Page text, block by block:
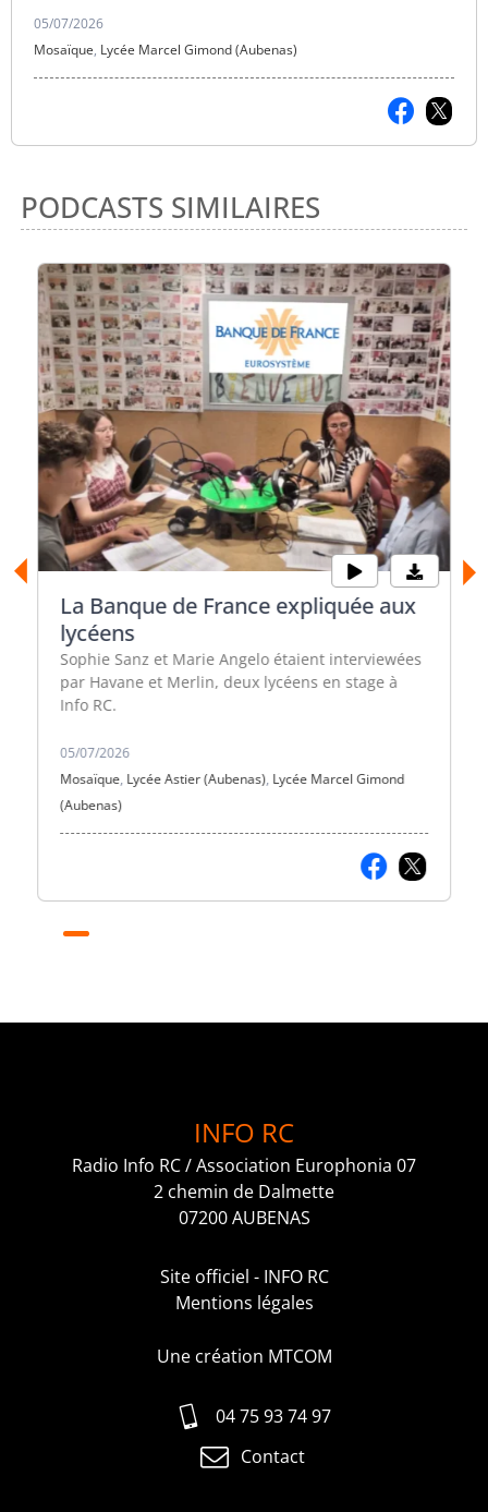
05/07/2026
Mosaïque, Lycée Marcel Gimond (Aubenas)
PODCASTS SIMILAIRES
La Banque de France expliquée aux
lycéens
Sophie Sanz et Marie Angelo étaient interviewées
par Havane et Merlin, deux lycéens en stage à
Info RC.
05/07/2026
Mosaïque, Lycée Astier (Aubenas), Lycée Marcel Gimond
(Aubenas)
INFO RC
Radio Info RC / Association Europhonia 07
2 chemin de Dalmette
07200 AUBENAS
Site officiel - INFO RC
Mentions légales
Une création MTCOM
04 75 93 74 97
Contact